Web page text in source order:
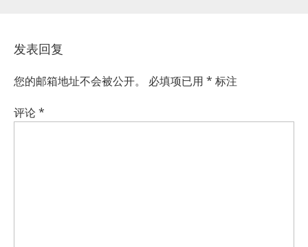
发表回复
您的邮箱地址不会被公开。 必填项已用 * 标注
评论*